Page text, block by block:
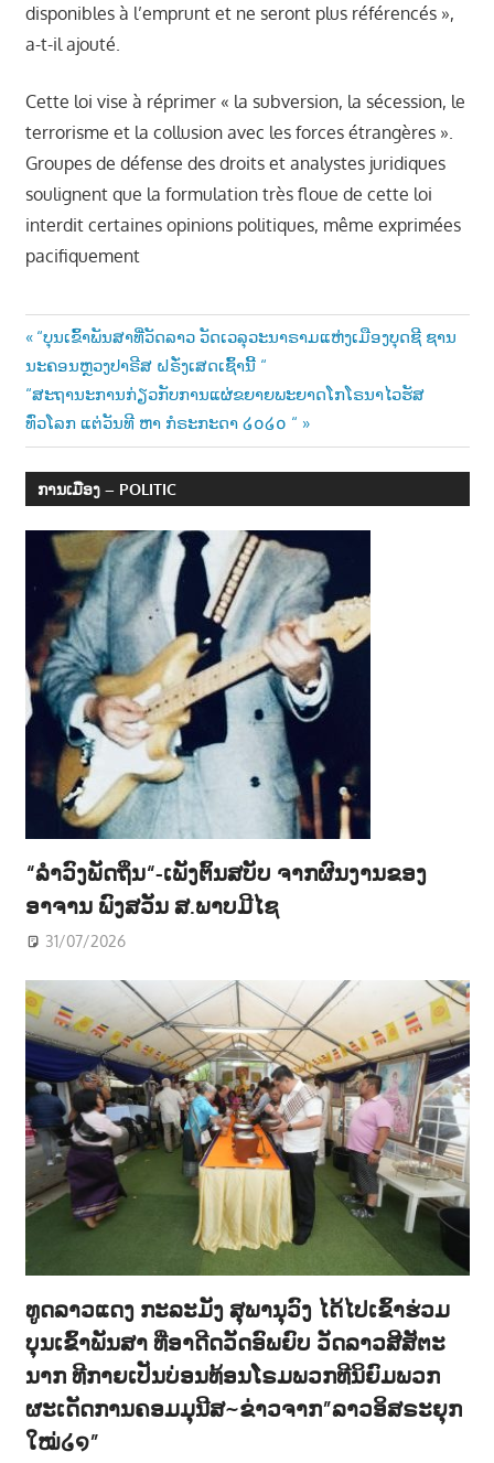
disponibles à l’emprunt et ne seront plus référencés »,
a-t-il ajouté.
Cette loi vise à réprimer « la subversion, la sécession, le
terrorisme et la collusion avec les forces étrangères ».
Groupes de défense des droits et analystes juridiques
soulignent que la formulation très floue de cette loi
interdit certaines opinions politiques, même exprimées
pacifiquement
Post
navigation
Previous
Post:
“ບຸນເຂົ້າພັນສາທີ່ວັດລາວ ວັດເວລຸວະນາຣາມແຫ່ງເມືອງບຸດຊີ ຊານ
ນະຄອນຫຼວງປາຣີສ ຝຣັ່ງເສດເຊົ້ານີ້ “
Next
Post:
“ສະຖານະການກ່ຽວກັບການແຜ່ຂຍາຍພະຍາດໂກໂຣນາໄວຮັສ
ທົ່ວໂລກ ແຕ່ວັນທີ ຫາ ກໍຣະກະດາ ໒໐໒໐ “
ການເມືອງ – POLITIC
“ລຳວົງພັດຖິ່ນ“-ເພັງຕົ້ນສບັບ ຈາກຜົນງານຂອງ
ອາຈານ ພົງສວັນ ສ.ພາບມີໄຊ
31/07/2026
ທູດລາວແດງ ກະລະມັງ ສຸພານຸວົງ ໄດ້ໄປເຂົ້າຮ່ວມ
ບຸນເຂົ້າພັນສາ ທີ່ອາດີດວັດອົພຍົບ ວັດລາວສີສັຕະ
ນາກ ທີກາຍເປັນບ່ອນທ້ອນໂຣມພວກທີນິຍົມພວກ
ຜະເດັດການຄອມມຸນີສ~ຂ່າວຈາກ”ລາວອິສຣະຍຸກ
ໃໝ່໒໑”